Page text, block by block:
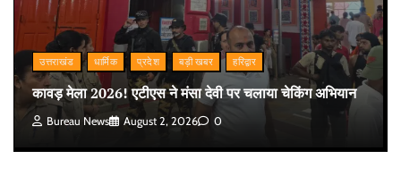
उत्तराखंड धार्मिक प्रदेश बड़ी खबर हरिद्वार
कावड़ मेला 2026! एटीएस ने मंसा देवी पर चलाया चेकिंग अभियान
Bureau News August 2, 2026 0